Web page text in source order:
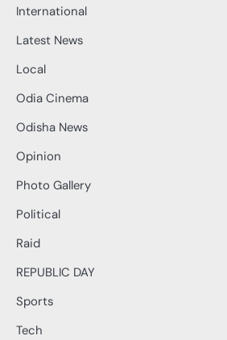
International
Latest News
Local
Odia Cinema
Odisha News
Opinion
Photo Gallery
Political
Raid
REPUBLIC DAY
Sports
Tech